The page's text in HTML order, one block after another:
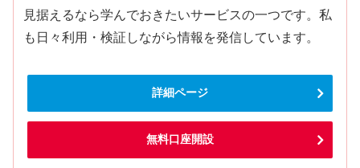
見据えるなら学んでおきたいサービスの一つです。私
も日々利用・検証しながら情報を発信しています。
詳細ページ
無料口座開設